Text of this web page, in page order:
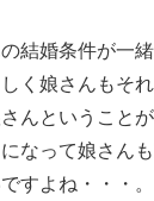
結婚条件が一
く娘さんもそ
んということ
なって娘さん
すよね・・・。